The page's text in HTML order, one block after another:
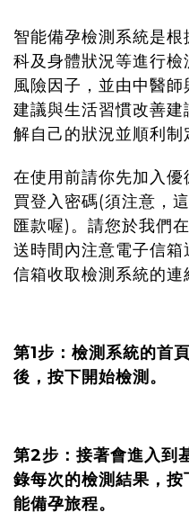
智能備孕檢測系統是
科及身體狀況等進行
風險因子，並由中醫
建議與生活習慣改善
解自己的狀況並順利制
在使用前請你先加入
買登入密碼(須注意，
匯款喔)。請您於我們
送時間內注意電子信
信箱收取檢測系統的連
第1步：檢測系統的首
後，按下開始檢測。
第2步：接著會進入到
錄每次的檢測結果，
能備孕旅程。